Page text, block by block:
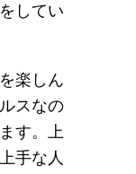
してい
楽しん
スなの
す。上
手な人